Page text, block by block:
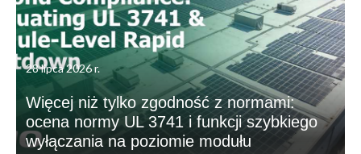
28 lipca 2026 r.
Więcej niż tylko zgodność z normami:
ocena normy UL 3741 i funkcji szybkiego
wyłączania na poziomie modułu